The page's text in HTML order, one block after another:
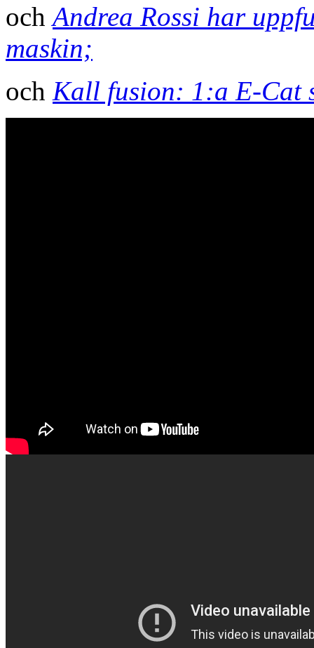
ochAndrea Rossi har
maskin;
och Kall fusion: 1:a E-Cat